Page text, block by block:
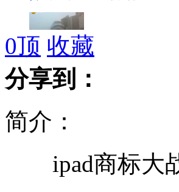
成都机场因大雾关闭近八千旅客滞
17名政协委员呼吁春晚初一举办
0顶 收藏
分享到：
简介：
ipad商标大战